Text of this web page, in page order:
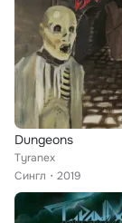
Dungeons
Tyranex
Сингл
2019